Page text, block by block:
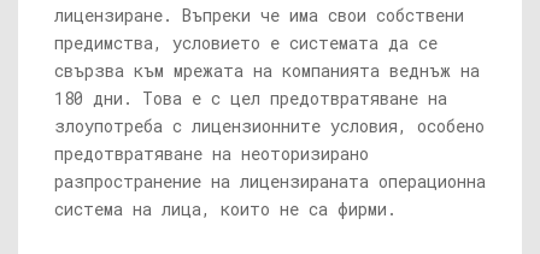
лицензиране. Въпреки че има свои собствени
предимства, условието е системата да се
свързва към мрежата на компанията веднъж на
180 дни. Това е с цел предотвратяване на
злоупотреба с лицензионните условия, особено
предотвратяване на неоторизирано
разпространение на лицензираната операционна
система на лица, които не са фирми.